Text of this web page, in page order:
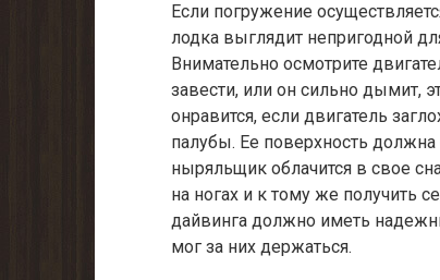
Если погружение
лодка выглядит непригодной
Внимательно осмотрите
завести, или он сильно дымит,
онравится, если двигатель
палубы. Ее поверхность
ныряльщик облачится в свое
на ногах и к тому же получить
дайвинга должно иметь
мог за них держаться.